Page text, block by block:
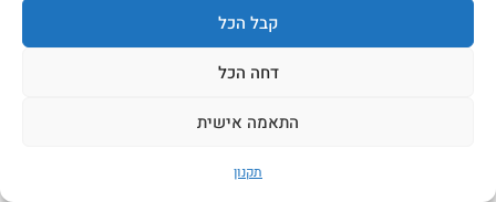
קבל הכל
דחה הכל
התאמה אישית
תקנון
לקריאה נוספת